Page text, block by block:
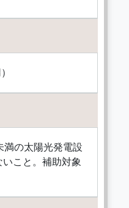
満の太陽光発電設
こと。補助対象